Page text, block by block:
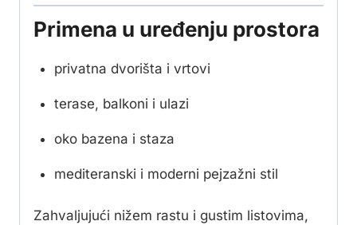
Primena u uređenju prostora
privatna dvorišta i vrtovi
terase, balkoni i ulazi
oko bazena i staza
mediteranski i moderni pejzažni stil
Zahvaljujući nižem rastu i gustim listovima,